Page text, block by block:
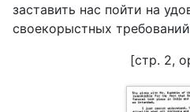
заставить нас пойти на
своекорыстных
[стр. 2,